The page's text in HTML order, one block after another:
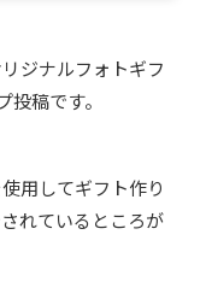
ジナルフォトギフ
投稿です。
用してギフト作り
れているところが